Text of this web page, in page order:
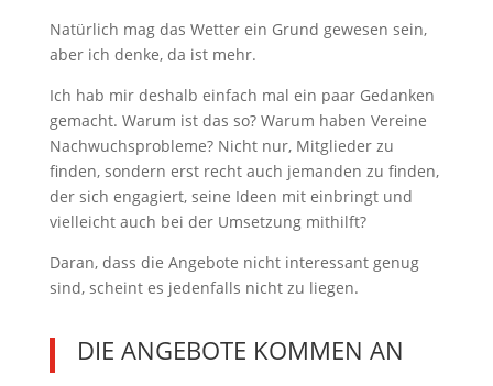
Natürlich mag das Wetter ein Grund gewesen sein,
aber ich denke, da ist mehr.
Ich hab mir deshalb einfach mal ein paar Gedanken
gemacht. Warum ist das so? Warum haben Vereine
Nachwuchsprobleme? Nicht nur, Mitglieder zu
finden, sondern erst recht auch jemanden zu finden,
der sich engagiert, seine Ideen mit einbringt und
vielleicht auch bei der Umsetzung mithilft?
Daran, dass die Angebote nicht interessant genug
sind, scheint es jedenfalls nicht zu liegen.
DIE ANGEBOTE KOMMEN AN